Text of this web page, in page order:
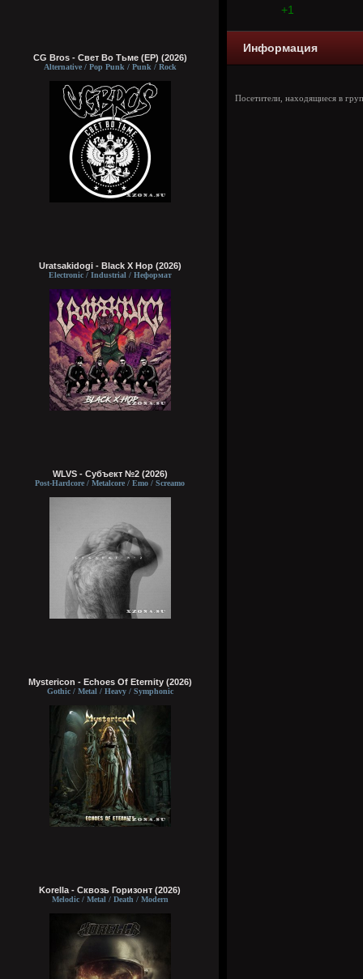
CG Bros - Свет Во Тьме (EP) (2026)
Alternative / Pop Punk / Punk / Rock
Uratsakidogi - Black X Hop (2026)
Electronic / Industrial / Неформат
WLVS - Субъект №2 (2026)
Post-Hardcore / Metalcore / Emo / Screamo
Mystericon - Echoes Of Eternity (2026)
Gothic / Metal / Heavy / Symphonic
Korella - Сквозь Горизонт (2026)
Melodic / Metal / Death / Modern
+1
Информация
Посетители, находящиеся в